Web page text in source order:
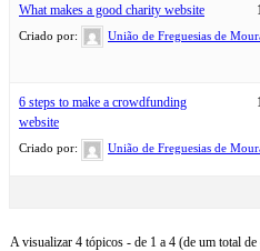
What makes a good charity website
Criado por: União de Freguesias de
1
6 steps to make a crowdfunding
website
Criado por: União de Freguesias de
A visualizar 4 tópicos - de 1 a 4 (de um total de